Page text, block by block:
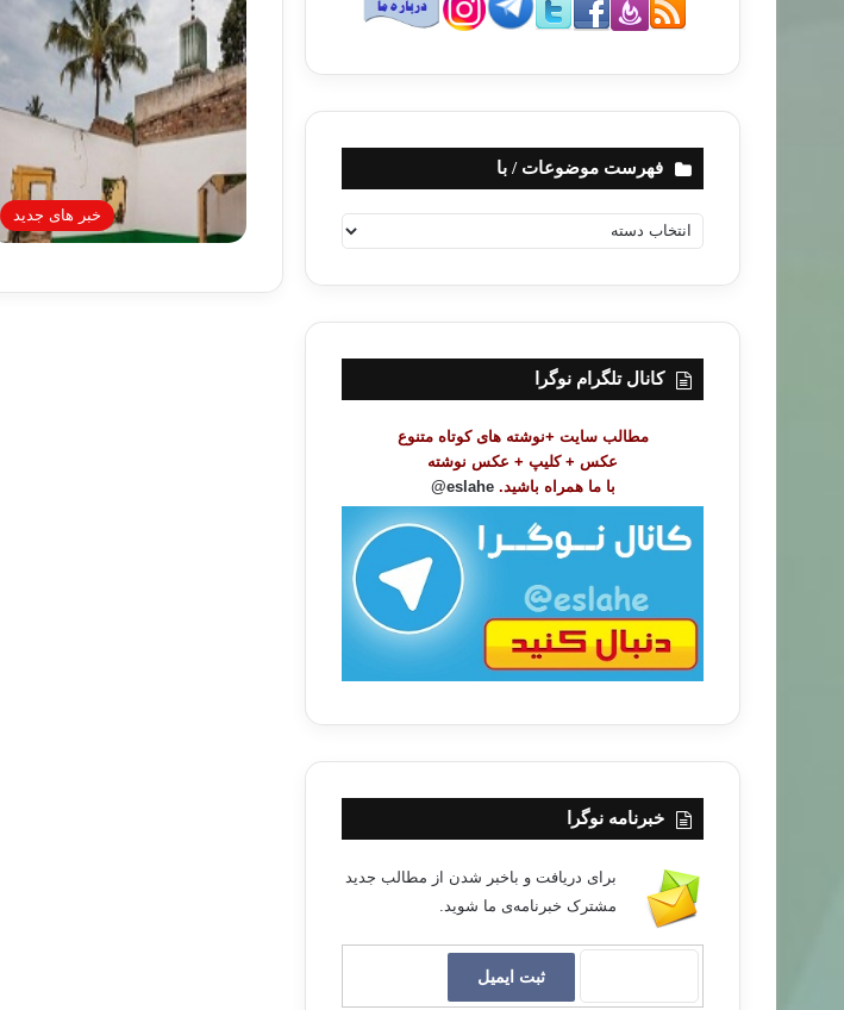
خبر های جدید
فهرست موضوعات / با
ه
ت
ض
کانال تلگرام نوگرا
مطالب سایت +نوشته های کوتاه متنوع
عکس + کلیپ + عکس نوشته
با ما همراه باشید. eslahe@
خبرنامه نوگرا
برای دریافت و باخبر شدن از مطالب جدید
مشترک خبرنامه‌ی ما شوید.